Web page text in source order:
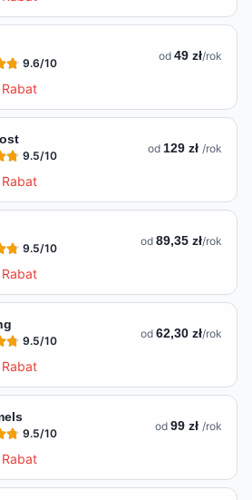
9.6/10 od 49 zł/rok
9.5/10 od 129 zł /rok
9.5/10 od 89,35 zł/rok
9.5/10 od 62,30 zł/rok
9.5/10 od 99 zł /rok